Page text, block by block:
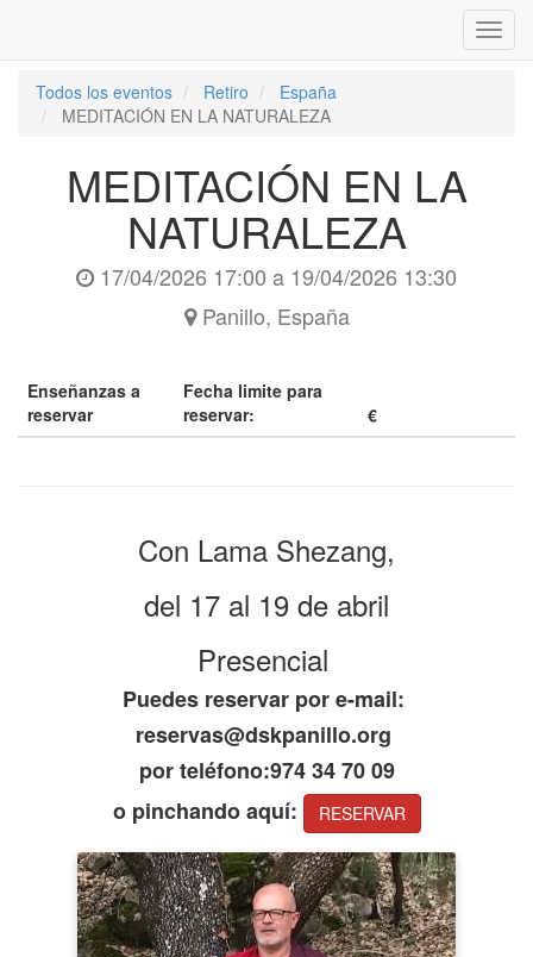
Todos los eventos
Retiro
España
MEDITACIÓN EN LA NATURALEZA
MEDITACIÓN EN LA
NATURALEZA
17/04/2026 17:00 a 19/04/2026 13:30
Panillo, España
Enseñanzas a
reservar
Fecha limite para
reservar:
€
Con Lama Shezang,
del 17 al 19 de abril
Presencial
Puedes reservar por e-mail:
reservas@dskpanillo.org
por teléfono:974 34 70 09
o pinchando aquí:
RESERVAR